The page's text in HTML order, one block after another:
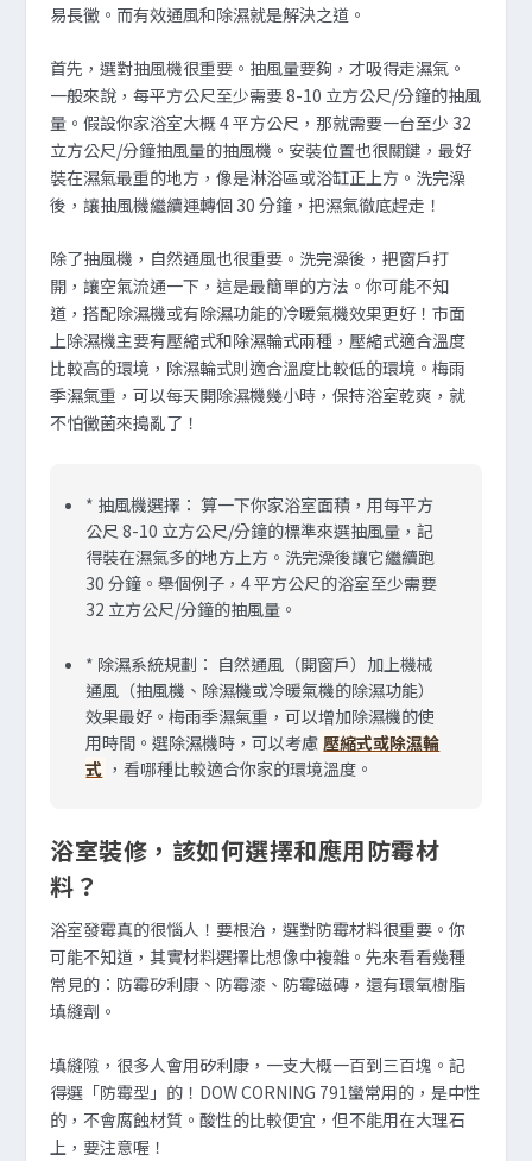
易長黴。而有效通風和除濕就是解決之道。
首先，選對抽風機很重要。抽風量要夠，才吸得走濕氣。
一般來說，每平方公尺至少需要 8-10 立方公尺/分鐘的抽風
量。假設你家浴室大概 4 平方公尺，那就需要一台至少 32
立方公尺/分鐘抽風量的抽風機。安裝位置也很關鍵，最好
裝在濕氣最重的地方，像是淋浴區或浴缸正上方。洗完澡
後，讓抽風機繼續運轉個 30 分鐘，把濕氣徹底趕走！
除了抽風機，自然通風也很重要。洗完澡後，把窗戶打
開，讓空氣流通一下，這是最簡單的方法。你可能不知
道，搭配除濕機或有除濕功能的冷暖氣機效果更好！市面
上除濕機主要有壓縮式和除濕輪式兩種，壓縮式適合溫度
比較高的環境，除濕輪式則適合溫度比較低的環境。梅雨
季濕氣重，可以每天開除濕機幾小時，保持浴室乾爽，就
不怕黴菌來搗亂了！
* 抽風機選擇： 算一下你家浴室面積，用每平方
公尺 8-10 立方公尺/分鐘的標準來選抽風量，記
得裝在濕氣多的地方上方。洗完澡後讓它繼續跑
30 分鐘。舉個例子，4 平方公尺的浴室至少需要
32 立方公尺/分鐘的抽風量。
* 除濕系統規劃： 自然通風（開窗戶）加上機械
通風（抽風機、除濕機或冷暖氣機的除濕功能）
效果最好。梅雨季濕氣重，可以增加除濕機的使
用時間。選除濕機時，可以考慮 壓縮式或除濕輪
式 ，看哪種比較適合你家的環境溫度。
浴室裝修，該如何選擇和應用防霉材
料？
浴室發霉真的很惱人！要根治，選對防霉材料很重要。你
可能不知道，其實材料選擇比想像中複雜。先來看看幾種
常見的：防霉矽利康、防霉漆、防霉磁磚，還有環氧樹脂
填縫劑。
填縫隙，很多人會用矽利康，一支大概一百到三百塊。記
得選「防霉型」的！DOW CORNING 791蠻常用的，是中性
的，不會腐蝕材質。酸性的比較便宜，但不能用在大理石
上，要注意喔！